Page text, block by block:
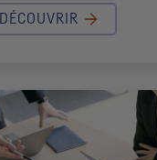
DÉCOUVRIR